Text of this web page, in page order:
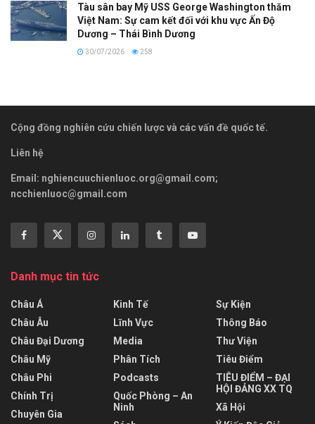
Tàu sân bay Mỹ USS George Washington thăm
Việt Nam: Sự cam kết đối với khu vực Ấn Độ
Dương – Thái Bình Dương
30/07/2026 258
Cộng đồng nghiên cứu chiến lược và các vấn đề quốc tế.
Liên hệ
Email: nghiencuuchienluoc.org@gmail.com;
ncchienluoc@gmail.com
Danh mục tin tức
Châu Á
Châu Âu
Châu Đại Dương
Châu Mỹ
Châu Phi
Chính Trị
Chuyên Gia
Kinh Tế
Lĩnh Vực
Media
Phân Tích
Podcasts
Quốc Phòng – An
Ninh
Sự Kiện
Thông Báo
Thư Viện
Tiêu Điểm
TIÊU ĐIỂM – ĐẠI
HỘI ĐẢNG XX TQ
Xã Hội